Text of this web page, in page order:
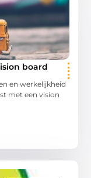
board
en werkelijkheid
met een vision